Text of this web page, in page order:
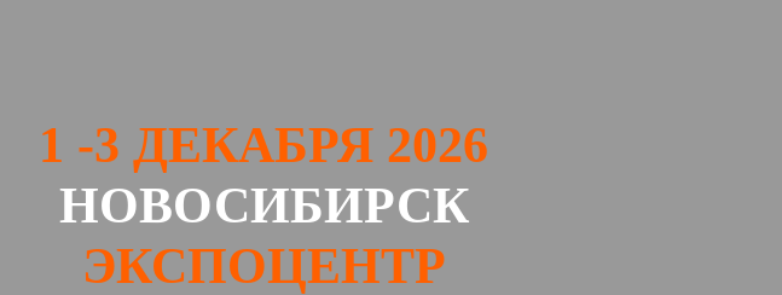
1 -3 ДЕКАБРЯ 2026
НОВОСИБИРСК
ЭКСПОЦЕНТР